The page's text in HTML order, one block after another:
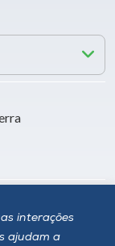
interações
ajudam a